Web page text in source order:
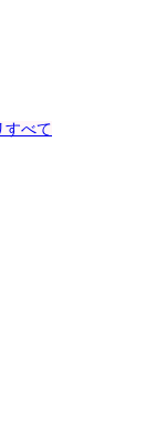
すべて